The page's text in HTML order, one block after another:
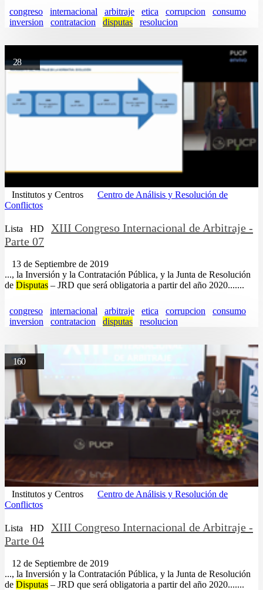
congreso internacional arbitraje etica corrupcion
consumo
inversion
contratacion disputas resolucion
28
Institutos y Centros
Centro de Análisis y Resolución de
Conflictos
Lista HD
XIII Congreso Internacional de Arbitraje -
Parte 07
13 de Septiembre de 2019
..., la Inversión y la Contratación Pública, y la Junta de Resolución
de Disputas – JRD que será obligatoria a partir del año 2020.......
congreso internacional arbitraje etica corrupcion
consumo
inversion
contratacion disputas resolucion
160
Institutos y Centros
Centro de Análisis y Resolución de
Conflictos
Lista HD
XIII Congreso Internacional de Arbitraje -
Parte 04
12 de Septiembre de 2019
..., la Inversión y la Contratación Pública, y la Junta de Resolución
de Disputas – JRD que será obligatoria a partir del año 2020.......